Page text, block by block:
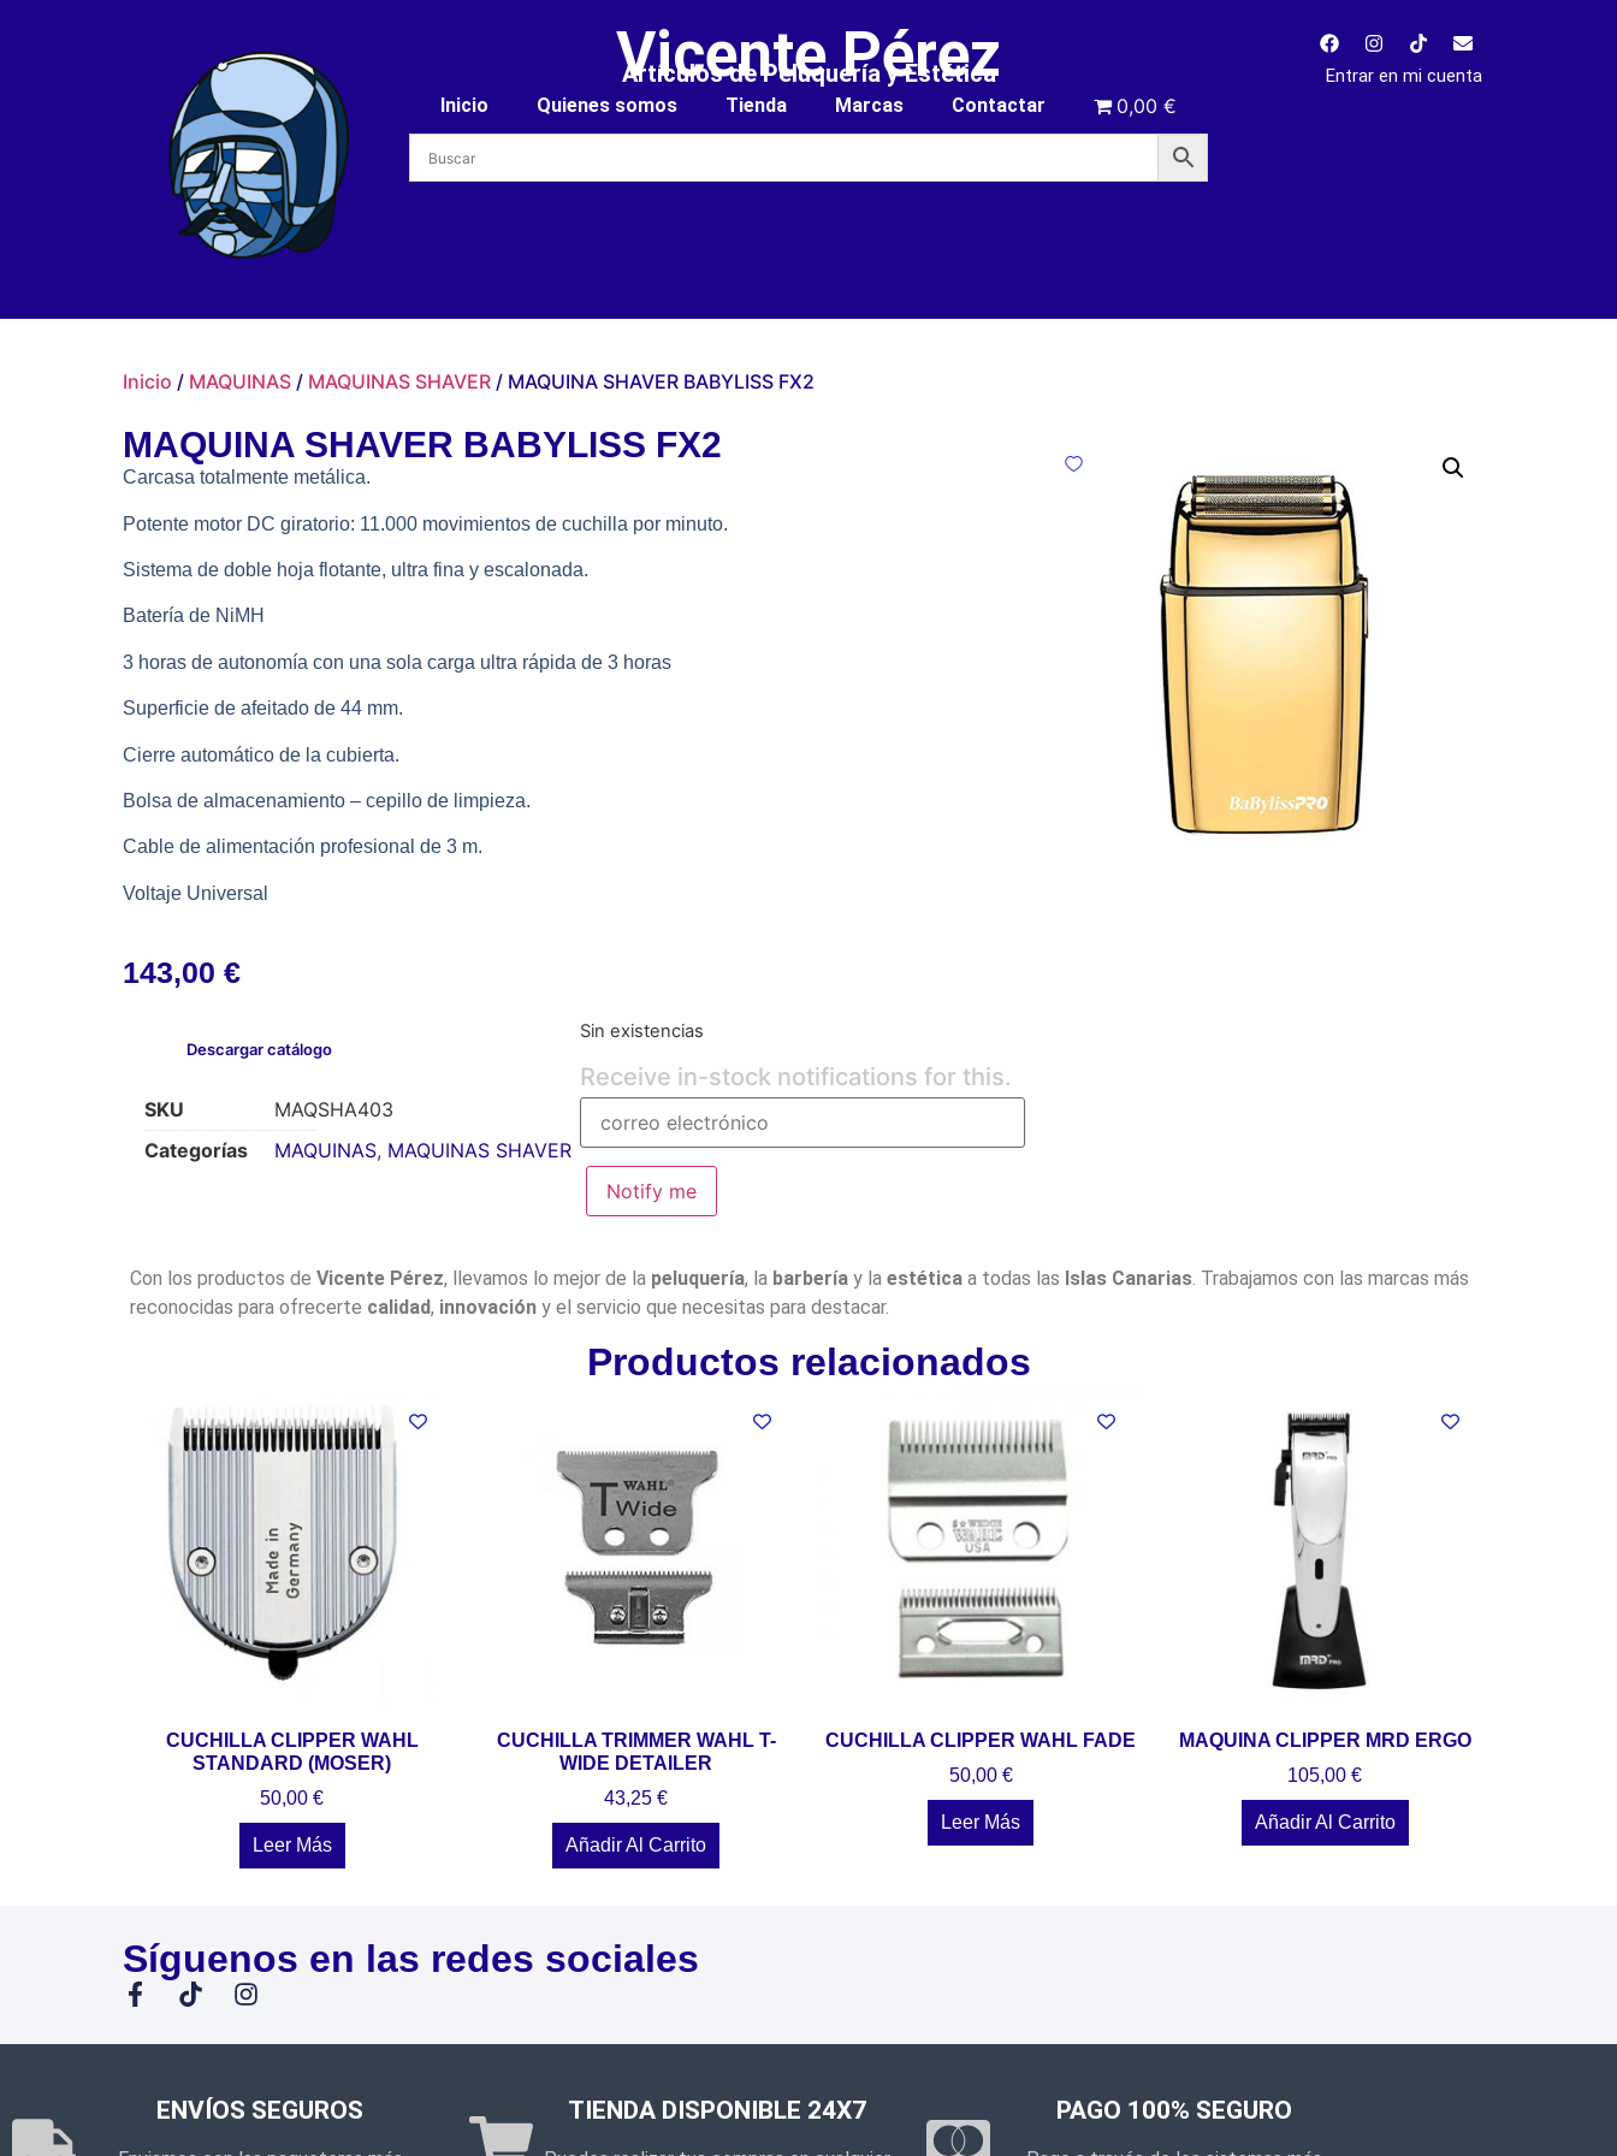
Vicente Pérez
Artículos de Peluquería y Estética
Inicio Quienes somos Tienda Marcas Contactar 0,00 €
Entrar en mi cuenta
Inicio / MAQUINAS / MAQUINAS SHAVER / MAQUINA SHAVER BABYLISS FX2
MAQUINA SHAVER BABYLISS FX2
Carcasa totalmente metálica.
Potente motor DC giratorio: 11.000 movimientos de cuchilla por minuto.
Sistema de doble hoja flotante, ultra fina y escalonada.
Batería de NiMH
3 horas de autonomía con una sola carga ultra rápida de 3 horas
Superficie de afeitado de 44 mm.
Cierre automático de la cubierta.
Bolsa de almacenamiento – cepillo de limpieza.
Cable de alimentación profesional de 3 m.
Voltaje Universal
143,00 €
Descargar catálogo
SKU
MAQSHA403
Categorías
MAQUINAS, MAQUINAS SHAVER
Sin existencias
Receive in-stock notifications for this.
Notify me
Con los productos de Vicente Pérez, llevamos lo mejor de la peluquería, la barberíay la estéticaa todas las Islas Canarias. Trabajamos con las marcas más
reconocidas para ofrecerte calidad, innovacióny el servicio que necesitas para destacar.
Productos relacionados
CUCHILLA CLIPPER WAHL
STANDARD (MOSER)
50,00€
Leer Más
CUCHILLA TRIMMER WAHL T-
WIDE DETAILER
43,25€
Añadir Al Carrito
CUCHILLA CLIPPER WAHL FADE
50,00 €
Leer Más
MAQUINA CLIPPER MRD ERGO
105,00€
Añadir Al Carrito
Síguenos en las redes sociales
ENVÍOS SEGUROS TIENDA DISPONIBLE 24X7 PAGO 100% SEGURO